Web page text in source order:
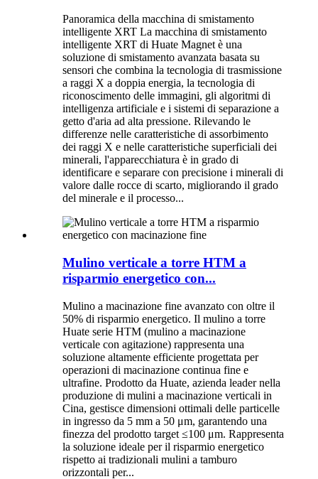
Panoramica della macchina di smistamento
intelligente XRT La macchina di smistamento
intelligente XRT di Huate Magnet è una
soluzione di smistamento avanzata basata su
sensori che combina la tecnologia di trasmissione
a raggi X a doppia energia, la tecnologia di
riconoscimento delle immagini, gli algoritmi di
intelligenza artificiale e i sistemi di separazione a
getto d'aria ad alta pressione. Rilevando le
differenze nelle caratteristiche di assorbimento
dei raggi X e nelle caratteristiche superficiali dei
minerali, l'apparecchiatura è in grado di
identificare e separare con precisione i minerali di
valore dalle rocce di scarto, migliorando il grado
del minerale e il processo...
Mulino verticale a torre HTM a
risparmio energetico con...
Mulino a macinazione fine avanzato con oltre il
50% di risparmio energetico. Il mulino a torre
Huate serie HTM (mulino a macinazione
verticale con agitazione) rappresenta una
soluzione altamente efficiente progettata per
operazioni di macinazione continua fine e
ultrafine. Prodotto da Huate, azienda leader nella
produzione di mulini a macinazione verticali in
Cina, gestisce dimensioni ottimali delle particelle
in ingresso da 5 mm a 50 μm, garantendo una
finezza del prodotto target ≤100 μm. Rappresenta
la soluzione ideale per il risparmio energetico
rispetto ai tradizionali mulini a tamburo
orizzontali per...